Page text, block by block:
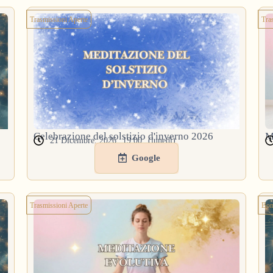
Celebrazione del solstizio d'inverno 2026
21 Dicembre, 2026 19:00 (lunedì)
Google
Trasmissioni Aperte
Trasmissioni Aperte